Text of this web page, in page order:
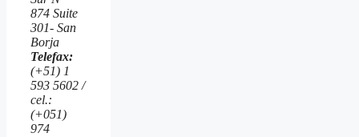
874 Suite
301- San
Borja
Telefax:
(+51) 1
593 5602 /
cel.:
(+051)
974